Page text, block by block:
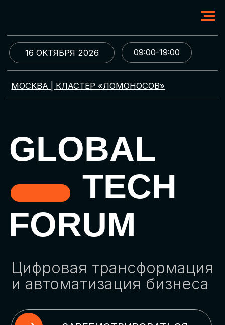
МОСКВА | КЛАСТЕР «ЛОМОНОСОВ»
GLOBAL
TECH
FORUM
Цифровая трансформация
и автоматизация бизнеса
ЗАРЕГИСТРИРОВАТЬСЯ
09:00-19:00
16 ОКТЯБРЯ 2026
ИСКУССТВЕННЫЙ ИНТЕЛЛЕКТ